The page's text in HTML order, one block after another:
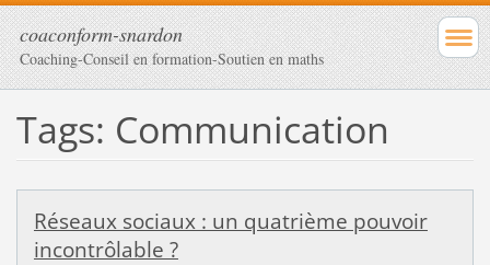
coaconform-snardon
Coaching-Conseil en formation-Soutien en maths
Tags: Communication
Réseaux sociaux : un quatrième pouvoir
incontrôlable ?